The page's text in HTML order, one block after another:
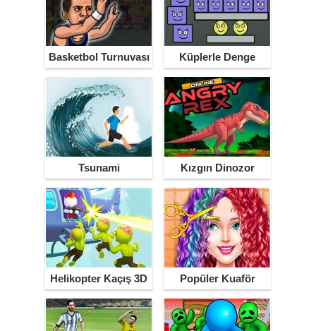
Basketbol Turnuvası
Küplerle Denge
Kurma
Tsunami Kızgın Dinozor
Helikopter Kaçış 3D
Popüler Kuaför
Salonu